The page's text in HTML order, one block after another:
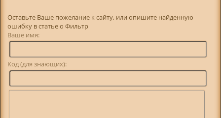
Оставьте Ваше пожелание к сайту, или опишите найденную
ошибку в статье о Фильтр
Ваше имя:
Код (для знающих):